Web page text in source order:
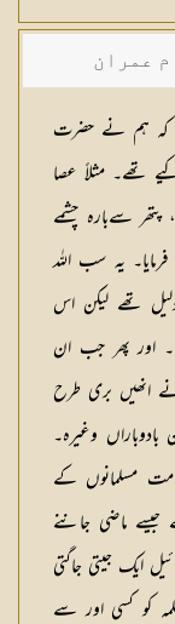
عمران
کہ ہم نے حضرت
تھے۔ مثلاً عصا
سےبارہ چشمے
یہ سب اللہ
تھے لیکن اس
اور پھر جب ان
انھیں بری طرح
وغیرہ۔
مسلمانوں کے
جیسے ماضی جاننے
ایک جیتی جاگتی
کو کسی اور سے